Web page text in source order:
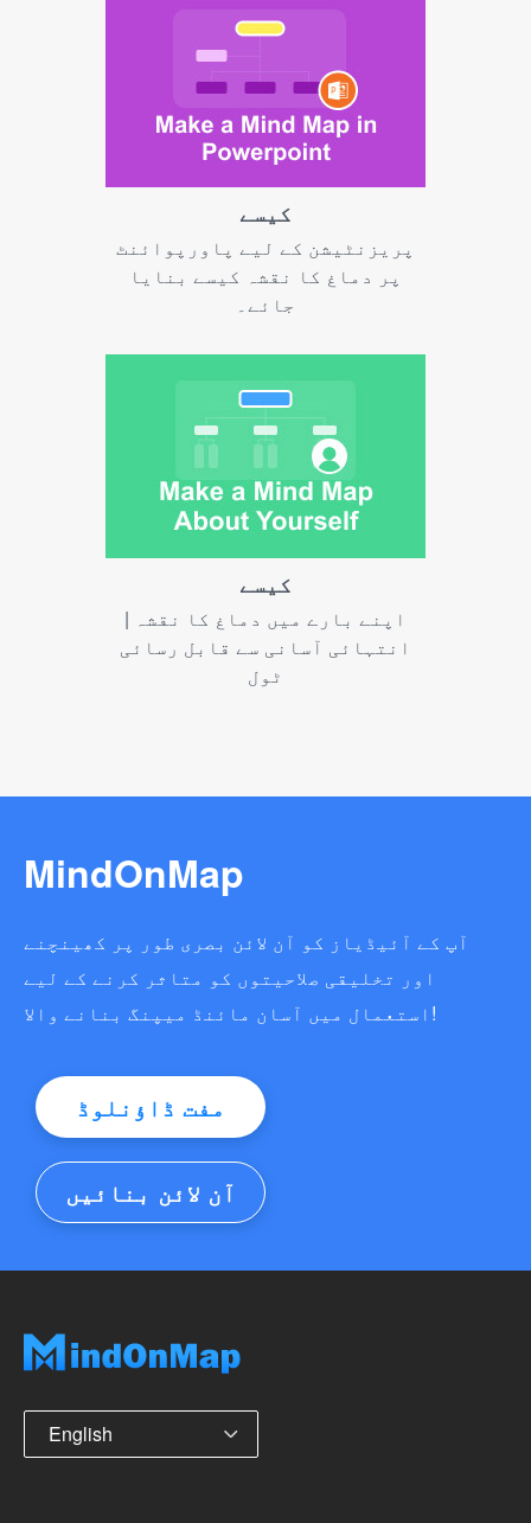
کیسے
پریزنٹیشن کے لیے پاورپوائنٹ
پر دماغ کا نقشہ کیسے بنایا
جائے۔
کیسے
اپنے بارے میں دماغ کا نقشہ |
انتہائی آسانی سے قابل رسائی
ٹول
MindOnMap
آپ کے آئیڈیاز کو آن لائن بصری طور پر کھینچنے
اور تخلیقی صلاحیتوں کو متاثر کرنے کے لیے
استعمال میں آسان مائنڈ میپنگ بنانے والا!
مفت ڈاؤنلوڈ
آن لائن بنائیں
English